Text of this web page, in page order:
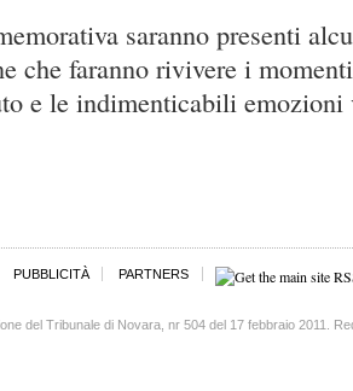
saranno presenti
che faranno rivivere i
e le indimenticabili emozioni
PUBBLICITÀ PARTNERS
del Tribunale di Novara, nr 504 del 17 febbraio 2011.